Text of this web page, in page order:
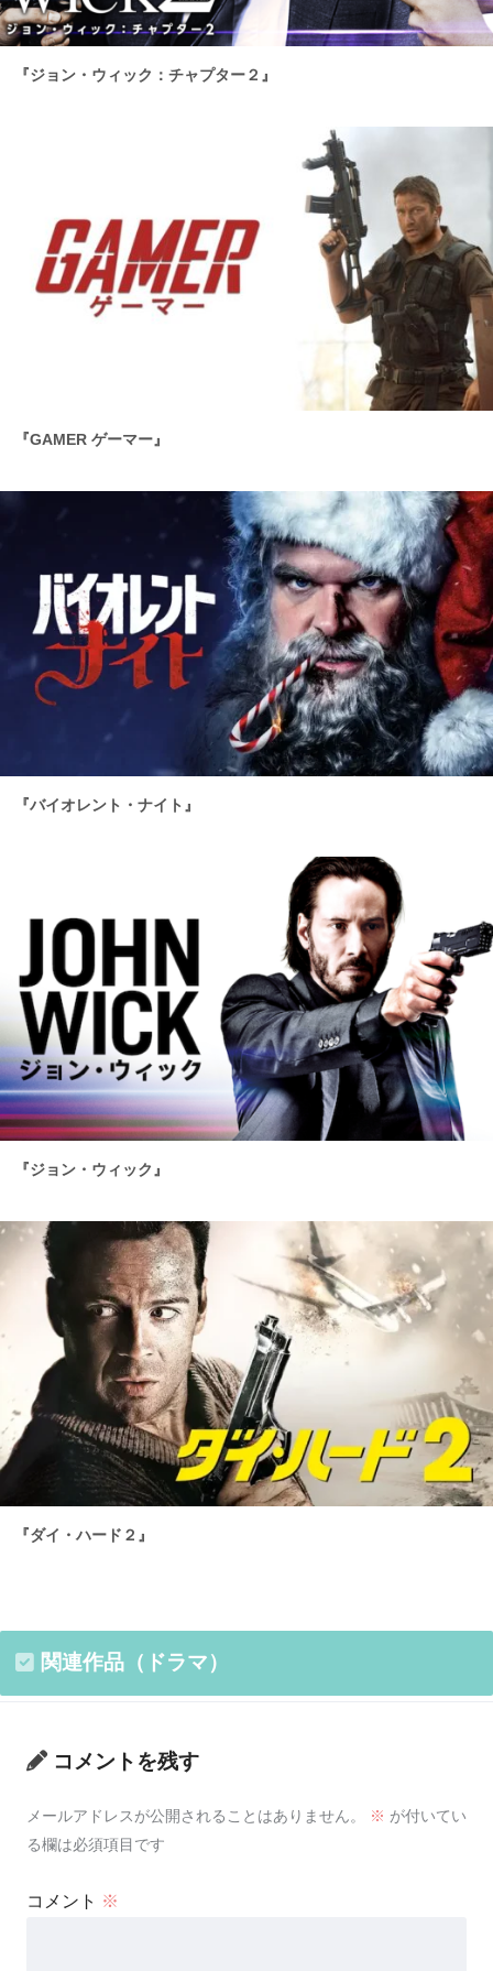
『ジョン・ウィック：チャプター２』
『GAMER ゲーマー』
『バイオレント・ナイト』
『ジョン・ウィック』
『ダイ・ハード２』
関連作品（ドラマ）
コメントを残す
メールアドレスが公開されることはありません。 ※ が付いてい
る欄は必須項目です
コメント ※